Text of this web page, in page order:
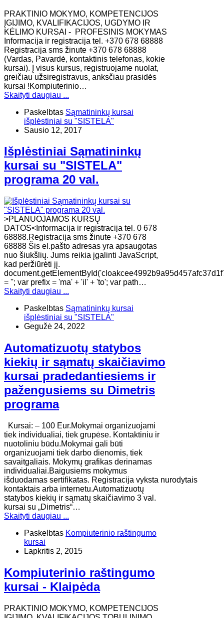
PRAKTINIO MOKYMO, KOMPETENCIJOS
ĮGIJIMO, KVALIFIKACIJOS, UGDYMO IR
KĖLIMO KURSAI - PROFESINIS MOKYMAS
Informacija ir registracija tel. +370 678 68888
Registracija sms žinute +370 678 68888
(Vardas, Pavardė, kontaktinis telefonas, kokie
kursai). Į visus kursus, registruojame nuolat,
greičiau užsiregistravus, anksčiau prasidės
kursai !Kompiuterinio…
Skaityti daugiau ...
Paskelbtas Sąmatininkų kursai
išplėstiniai su "SISTELA"
Sausio 12, 2017
Išplėstiniai Sąmatininkų
kursai su "SISTELA"
programa 20 val.
>PLANUOJAMOS KURSŲ
DATOS<Informacija ir registracija tel. 0 678
68888.Registracija sms žinute +370 678
68888 Šis el.pašto adresas yra apsaugotas
nuo šiukšlių. Jums reikia įgalinti JavaScript,
kad peržiūrėti jį.
= ''; var prefix = 'ma' + 'il' + 'to'; var path…
Skaityti daugiau ...
Paskelbtas Sąmatininkų kursai
išplėstiniai su "SISTELA"
Gegužė 24, 2022
Automatizuotų statybos
kiekių ir sąmatų skaičiavimo
kursai pradedantiesiems ir
pažengusiems su Dimetris
programa
Kursai: – 100 Eur.Mokymai organizuojami
tiek individualiai, tiek grupėse. Kontaktiniu ir
nuotoliniu būdu.Mokymai gali būti
organizuojami tiek darbo dienomis, tiek
savaitgaliais. Mokymų grafikas derinamas
individualiai.Baigusiems mokymus
išduodamas sertifikatas. Registracija vyksta nurodytais
kontaktais arba internetu.Automatizuotų
statybos kiekių ir sąmatų skaičiavimo 3 val.
kursai su „Dimetris“…
Skaityti daugiau ...
Paskelbtas Kompiuterinio raštingumo
kursai
Lapkritis 2, 2015
Kompiuterinio raštingumo
kursai - Klaipėda
PRAKTINIO MOKYMO, KOMPETENCIJOS